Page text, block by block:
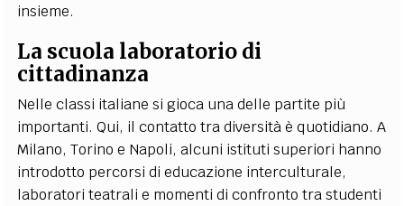
insieme.
La scuola laboratorio di
cittadinanza
Nelle classi italiane si gioca una delle partite più
importanti. Qui, il contatto tra diversità è quotidiano. A
Milano, Torino e Napoli, alcuni istituti superiori hanno
introdotto percorsi di educazione interculturale,
laboratori teatrali e momenti di confronto tra studenti